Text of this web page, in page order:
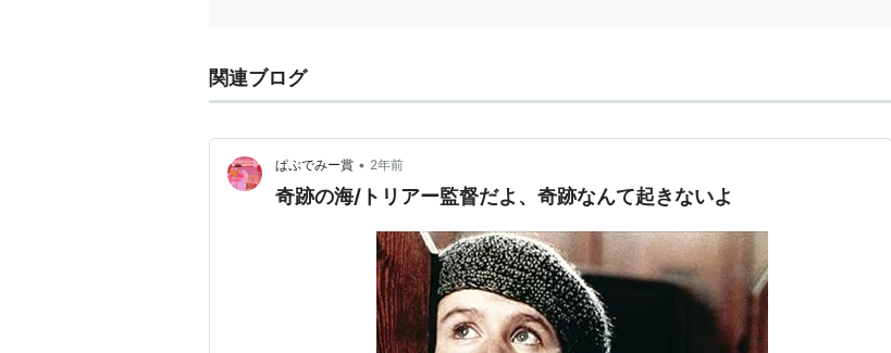
関連ブログ
ぱぷでみー賞 • 2年前
奇跡の海/トリアー監督だよ、奇跡なんて起きないよ